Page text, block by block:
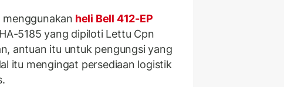
heli Bell 412-EP
5185 yang dipiloti Lettu Cpn
antuan itu untuk pengungsi yang
itu mengingat persediaan logistik